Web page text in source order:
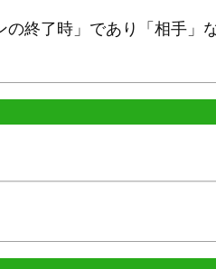
終了時」であり「相手」な